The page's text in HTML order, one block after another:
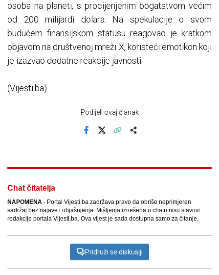
osoba na planeti, s procijenjenim bogatstvom većim
od 200 milijardi dolara. Na spekulacije o svom
budućem finansijskom statusu reagovao je kratkom
objavom na društvenoj mreži X, koristeći emotikon koji
je izazvao dodatne reakcije javnosti.
(Vijesti.ba)
Podijeli ovaj članak
Chat čitatelja
NAPOMENA - Portal Vijesti.ba zadržava pravo da obriše neprimjeren
sadržaj bez najave i objašnjenja. Mišljenja iznešena u chatu nisu stavovi
redakcije portala Vijesti.ba. Ova vijest je sada dostupna samo za čitanje.
Pridruži se diskusiji